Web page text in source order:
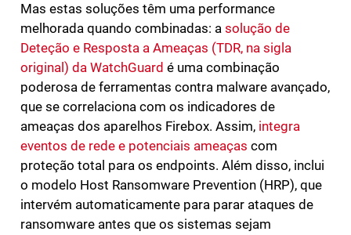
Mas estas soluções têm uma performance
melhorada quando combinadas: a solução de
Deteção e Resposta a Ameaças (TDR, na sigla
original) da WatchGuard é uma combinação
poderosa de ferramentas contra malware avançado,
que se correlaciona com os indicadores de
ameaças dos aparelhos Firebox. Assim, integra
eventos de rede e potenciais ameaças com
proteção total para os endpoints. Além disso, inclui
o modelo Host Ransomware Prevention (HRP), que
intervém automaticamente para parar ataques de
ransomware antes que os sistemas sejam